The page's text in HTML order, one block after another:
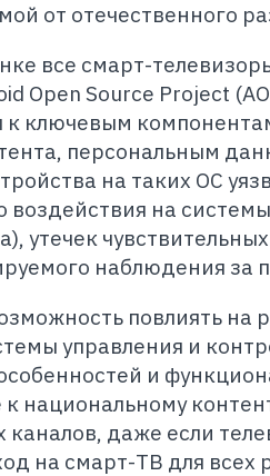
от отечественного
все смарт-
Open Source Project
к ключевым
персональным
на таких ОС
воздействия на
утечек
наблюдения за
повлиять на
управления и
и
национальному
даже если
на смарт-ТВ для всех